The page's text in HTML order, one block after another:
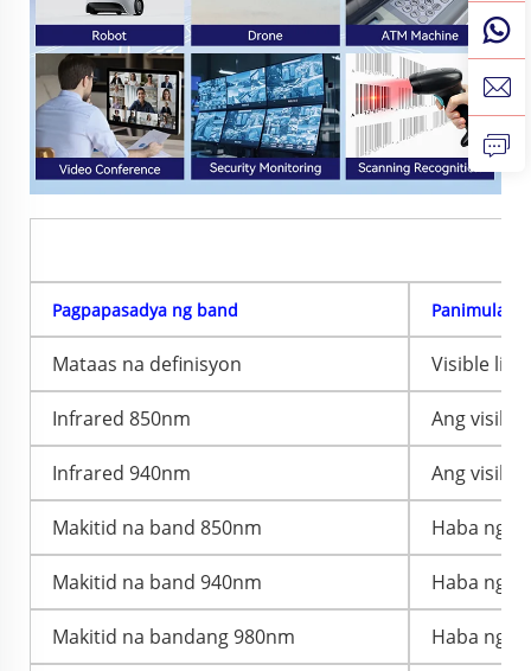
Pagpapasadya ng band Panimula
Mataas na definisyon Visible
Infrared 850nm Ang
Infrared 940nm Ang
Makitid na band 850nm Haba ng
Makitid na band 940nm Haba ng
Makitid na bandang 980nm Haba ng